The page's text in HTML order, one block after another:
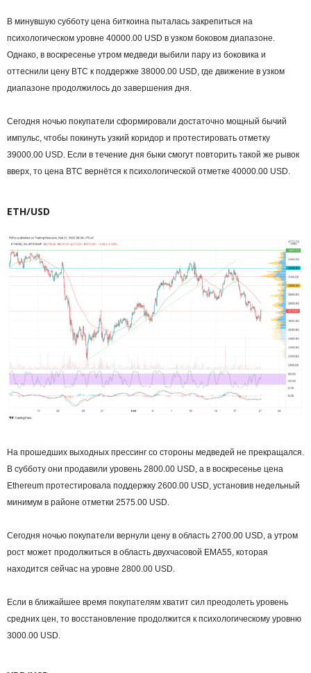
В минувшую субботу цена биткоина пыталась закрепиться на
психологическом уровне 40000.00 USD в узком боковом диапазоне.
Однако, в воскресенье утром медведи выбили пару из боковика и
оттеснили цену BTC к поддержке 38000.00 USD, где движение в узком
диапазоне продолжилось до завершения дня.
Сегодня ночью покупатели сформировали достаточно мощный бычий
импульс, чтобы покинуть узкий коридор и протестировать отметку
39000.00 USD. Если в течение дня быки смогут повторить такой же рывок
вверх, то цена BTC вернётся к психологической отметке 40000.00 USD.
ETH/USD
На прошедших выходных прессинг со стороны медведей не прекращался.
В субботу они продавили уровень 2800.00 USD, а в воскресенье цена
Ethereum протестировала поддержку 2600.00 USD, установив недельный
минимум в районе отметки 2575.00 USD.
Сегодня ночью покупатели вернули цену в область 2700.00 USD, а утром
рост может продолжиться в область двухчасовой EMA55, которая
находится сейчас на уровне 2800.00 USD.
Если в ближайшее время покупателям хватит сил преодолеть уровень
средних цен, то восстановление продолжится к психологическому уровню
3000.00 USD.